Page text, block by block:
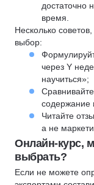
достаточно
время.
Несколько
выбор:
через Y
научиться»;
содержание
Читайте
а не
Онлайн-курс,
выбрать?
Если не можете